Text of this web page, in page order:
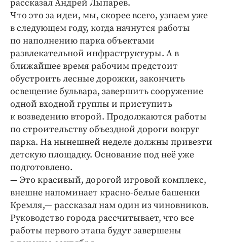
рассказал Андрей Лыпарев.
Что это за идеи, мы, скорее всего, узнаем уже
в следующем году, когда начнутся работы
по наполнению парка объектами
развлекательной инфраструктуры. А в
ближайшее время рабочим предстоит
обустроить лесные дорожки, закончить
освещение бульвара, завершить сооружение
одной входной группы и приступить
к возведению второй. Продолжаются работы
по строительству объездной дороги вокруг
парка. На нынешней неделе должны привезти
детскую площадку. Основание под неё уже
подготовлено.
— Это красивый, дорогой игровой комплекс,
внешне напоминает красно-белые башенки
Кремля,— рассказал нам один из чиновников.
Руководство города рассчитывает, что все
работы первого этапа будут завершены